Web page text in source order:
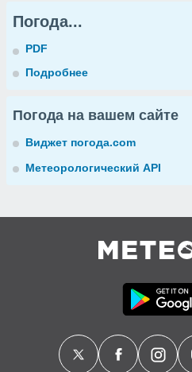
Погода...
PDF
Подробнее
Погода на вашем сайте
Виджет погода.com
Метеорологический API